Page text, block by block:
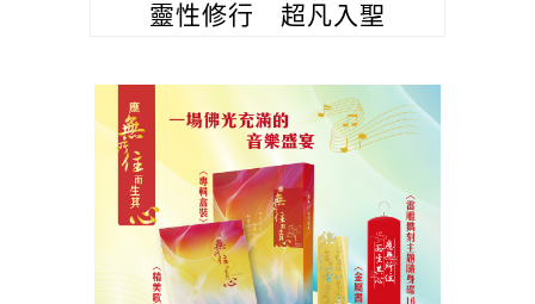
靈性修行 超凡入聖